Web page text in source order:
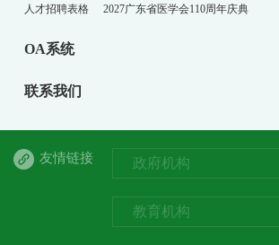
人才招聘表格
2027广东省医学会110周年庆典
OA系统
联系我们
友情链接